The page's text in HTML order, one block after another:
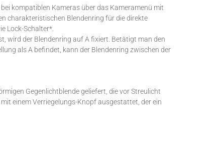
kompatiblen Kameras über das Kameramenü mit
charakteristischen Blendenring für die direkte
Lock-Schalter*.
wird der Blendenring auf A fixiert. Betätigt man den
als A befindet, kann der Blendenring zwischen der
Gegenlichtblende geliefert, die vor Streulicht
einem Verriegelungs-Knopf ausgestattet, der ein